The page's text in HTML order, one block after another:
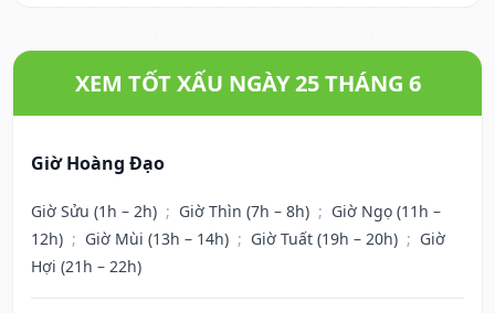
XEM TỐT XẤU NGÀY 25 THÁNG 6
Giờ Hoàng Đạo
Giờ Sửu (1h – 2h) ; Giờ Thìn (7h – 8h) ; Giờ Ngọ (11h –
12h) ; Giờ Mùi (13h – 14h) ; Giờ Tuất (19h – 20h) ; Giờ
Hợi (21h – 22h)